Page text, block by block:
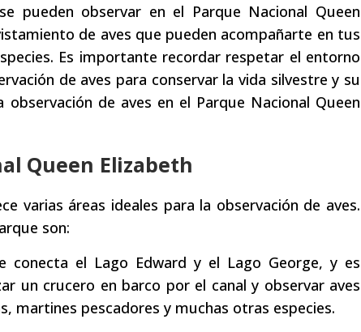
pueden observar en el Parque Nacional Queen
de aves que pueden acompañarte en tus
Es importante recordar respetar el entorno
de aves para conservar la vida silvestre y su
de aves en el Parque Nacional Queen
Queen Elizabeth
varias áreas ideales para la observación de aves.
son:
conecta el Lago Edward y el Lago George, y es
un crucero en barco por el canal y observar aves
martines pescadores y muchas otras especies.